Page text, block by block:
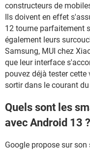
constructeurs de
Ils doivent en effet
12 tourne parfaitement
également leurs
Samsung, MUI chez
que leur interface
pouvez déjà tester
sortir dans le courant
Quels sont les
avec Android 13 ?
Google propose sur